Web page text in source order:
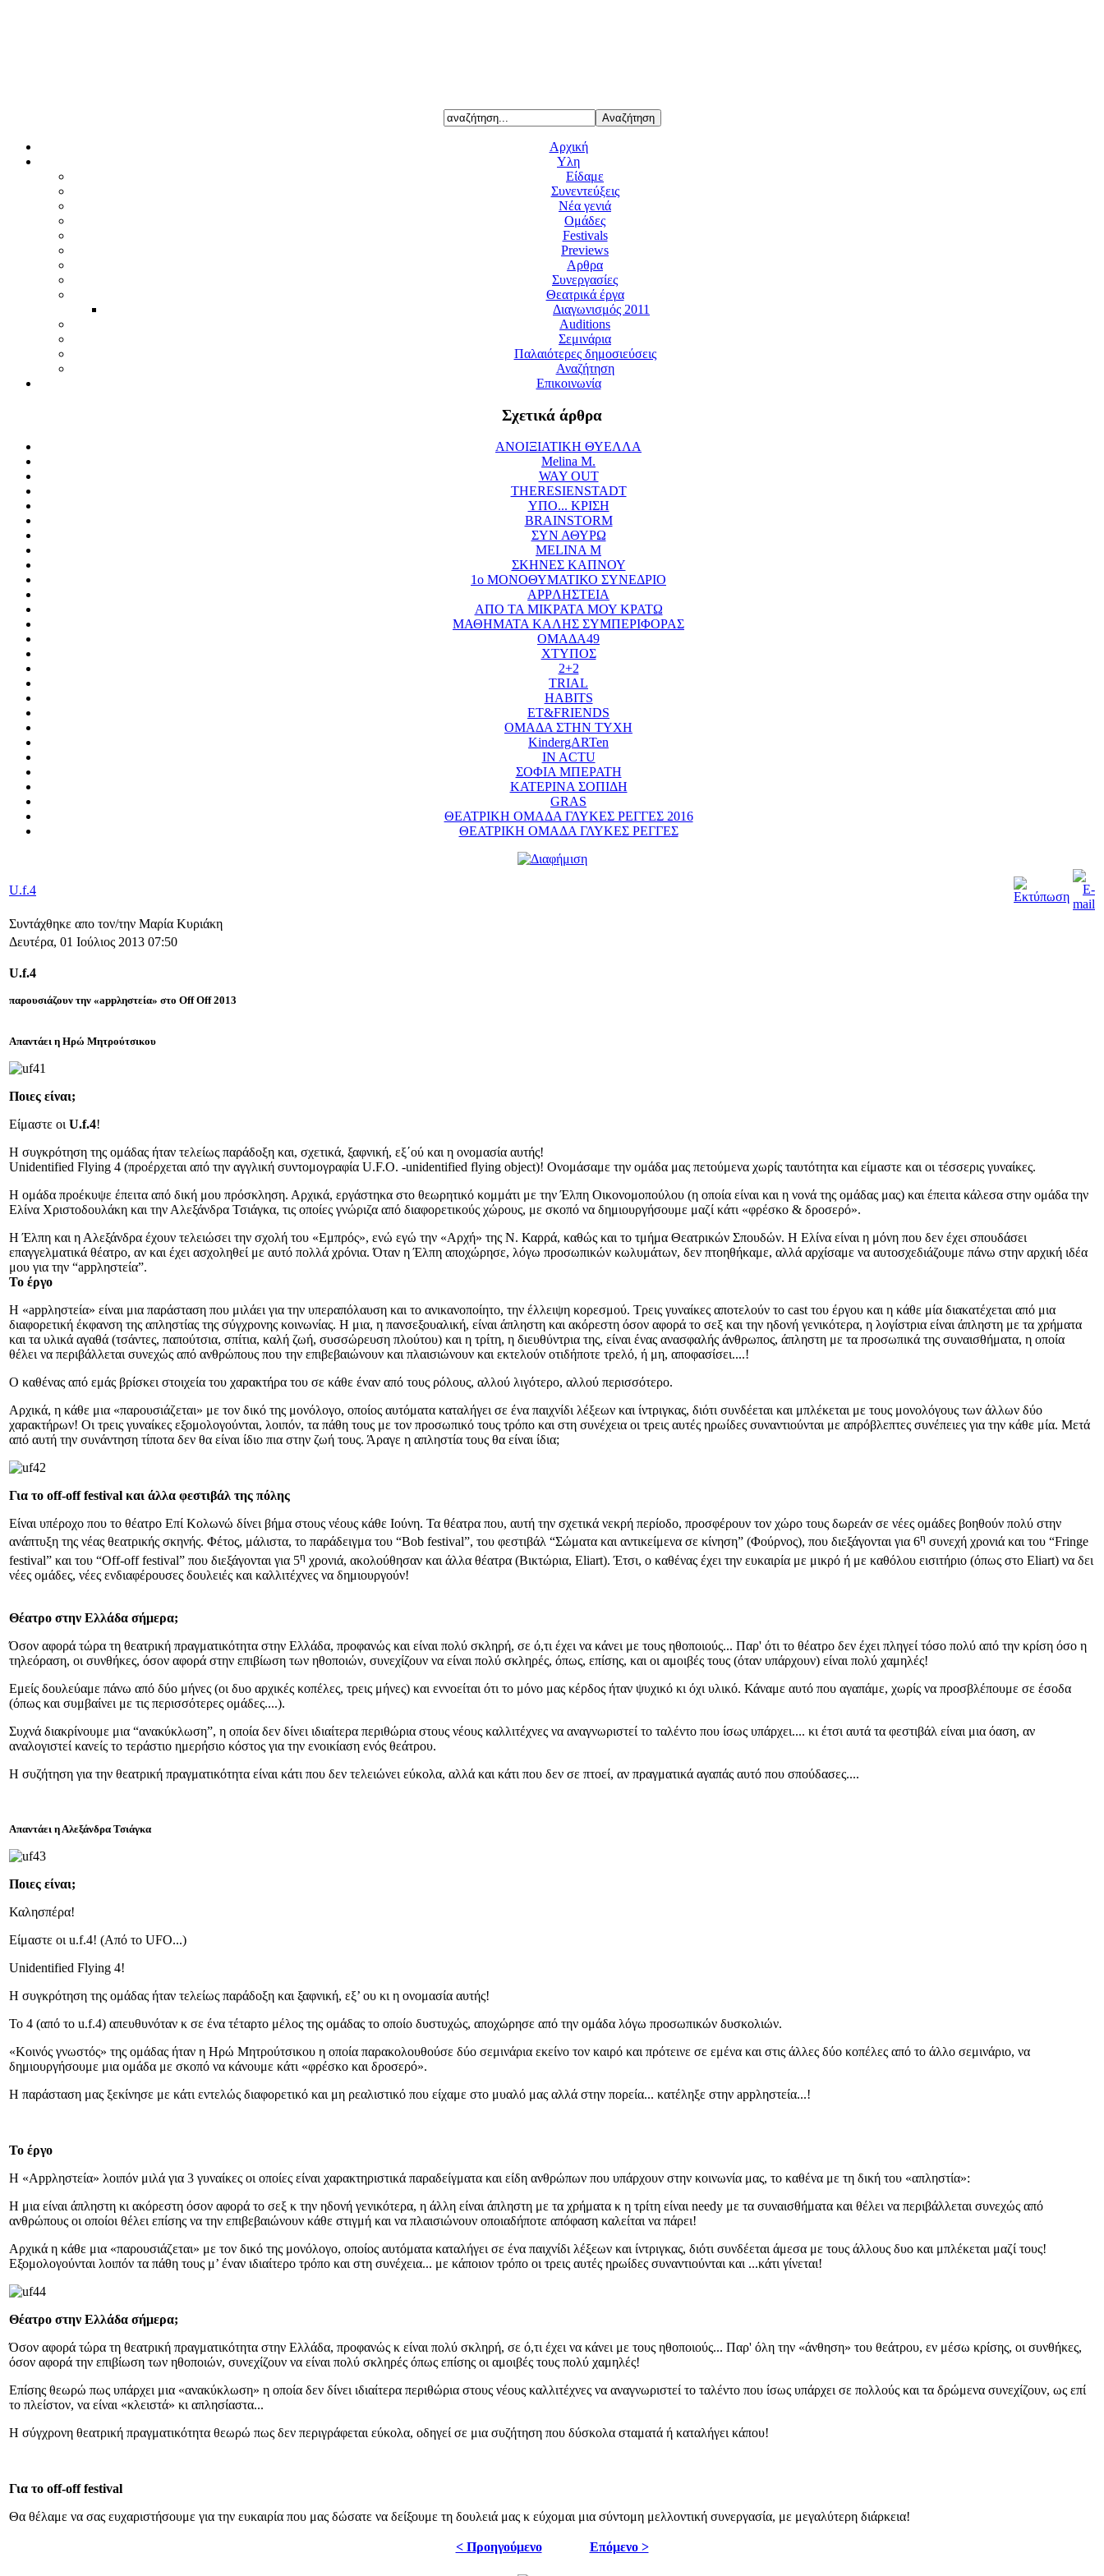
Αρχική
Υλη
Είδαμε
Συνεντεύξεις
Νέα γενιά
Ομάδες
Festivals
Previews
Αρθρα
Συνεργασίες
Θεατρικά έργα
Διαγωνισμός 2011
Auditions
Σεμινάρια
Παλαιότερες δημοσιεύσεις
Αναζήτηση
Επικοινωνία
Σχετικά άρθρα
ΑΝΟΙΞΙΑΤΙΚΗ ΘΥΕΛΛΑ
Melina M.
WAY OUT
THERESIENSTADT
ΥΠΟ... ΚΡΙΣΗ
BRAINSTORM
ΣΥΝ ΑΘΥΡΩ
MELINA M
ΣΚΗΝΕΣ ΚΑΠΝΟΥ
1ο ΜΟΝΟΘΥΜΑΤΙΚΟ ΣΥΝΕΔΡΙΟ
APPΛΗΣΤΕΙΑ
ΑΠΟ ΤΑ ΜΙΚΡΑΤΑ ΜΟΥ ΚΡΑΤΩ
ΜΑΘΗΜΑΤΑ ΚΑΛΗΣ ΣΥΜΠΕΡΙΦΟΡΑΣ
ΟΜΑΔΑ49
ΧΤΥΠΟΣ
2+2
TRIAL
HABITS
ET&FRIENDS
ΟΜΑΔΑ ΣΤΗΝ ΤΥΧΗ
KindergARTen
IN ACTU
ΣΟΦΙΑ ΜΠΕΡΑΤΗ
ΚΑΤΕΡΙΝΑ ΣΟΠΙΔΗ
GRAS
ΘΕΑΤΡΙΚΗ ΟΜΑΔΑ ΓΛΥΚΕΣ ΡΕΓΓΕΣ 2016
ΘΕΑΤΡΙΚΗ ΟΜΑΔΑ ΓΛΥΚΕΣ ΡΕΓΓΕΣ
U.f.4
Συντάχθηκε απο τον/την Μαρία Κυριάκη
Δευτέρα, 01 Ιούλιος 2013 07:50
U.f.4
παρουσιάζουν την «appληστεία» στο Off Off 2013
Απαντάει η Ηρώ Μητρούτσικου
Ποιες είναι;
Είμαστε οιU.f.4!
Η συγκρότηση της ομάδας ήταν τελείως παράδοξη και, σχετικά, ξαφνική, εξ΄ού και η ονομασία αυτής!
Unidentified Flying 4 (προέρχεται από την αγγλική συντομογραφία U.F.O. -unidentified flying object)! Ονομάσαμε την ομάδα μας πετούμενα χωρίς ταυτότητα και είμαστε και οι τέσσερις γυναίκες.
Η ομάδα προέκυψε έπειτα από δική μου πρόσκληση. Αρχικά, εργάστηκα στο θεωρητικό κομμάτι με την Έλπη Οικονομοπούλου (η οποία είναι και η νονά της ομάδας μας) και έπειτα κάλεσα στην ομάδα την
Ελίνα Χριστοδουλάκη και την Αλεξάνδρα Τσιάγκα, τις οποίες γνώριζα από διαφορετικούς χώρους, με σκοπό να δημιουργήσουμε μαζί κάτι «φρέσκο & δροσερό».
Η Έλπη και η Αλεξάνδρα έχουν τελειώσει την σχολή του «Εμπρός», ενώ εγώ την «Αρχή» της Ν. Καρρά, καθώς και το τμήμα Θεατρικών Σπουδών. Η Ελίνα είναι η μόνη που δεν έχει σπουδάσει
επαγγελματικά θέατρο, αν και έχει ασχοληθεί με αυτό πολλά χρόνια. Όταν η Έλπη αποχώρησε, λόγω προσωπικών κωλυμάτων, δεν πτοηθήκαμε, αλλά αρχίσαμε να αυτοσχεδιάζουμε πάνω στην αρχική ιδέα
μου για την “appληστεία”.
Το έργο
Η «appληστεία» είναι μια παράσταση που μιλάει για την υπεραπόλαυση και το ανικανοποίητο, την έλλειψη κορεσμού. Τρεις γυναίκες αποτελούν το cast του έργου και η κάθε μία διακατέχεται από μια
διαφορετική έκφανση της απληστίας της σύγχρονης κοινωνίας. Η μια, η πανσεξουαλική, είναι άπληστη και ακόρεστη όσον αφορά το σεξ και την ηδονή γενικότερα, η λογίστρια είναι άπληστη με τα χρήματα
και τα υλικά αγαθά (τσάντες, παπούτσια, σπίτια, καλή ζωή, συσσώρευση πλούτου) και η τρίτη, η διευθύντρια της, είναι ένας ανασφαλής άνθρωπος, άπληστη με τα προσωπικά της συναισθήματα, η οποία
θέλει να περιβάλλεται συνεχώς από ανθρώπους που την επιβεβαιώνουν και πλαισιώνουν και εκτελούν οτιδήποτε τρελό, ή μη, αποφασίσει....!
Ο καθένας από εμάς βρίσκει στοιχεία του χαρακτήρα του σε κάθε έναν από τους ρόλους, αλλού λιγότερο, αλλού περισσότερο.
Αρχικά, η κάθε μια «παρουσιάζεται» με τον δικό της μονόλογο, οποίος αυτόματα καταλήγει σε ένα παιχνίδι λέξεων και ίντριγκας, διότι συνδέεται και μπλέκεται με τους μονολόγους των άλλων δύο
χαρακτήρων! Οι τρεις γυναίκες εξομολογούνται, λοιπόν, τα πάθη τους με τον προσωπικό τους τρόπο και στη συνέχεια οι τρεις αυτές ηρωίδες συναντιούνται με απρόβλεπτες συνέπειες για την κάθε μία. Μετά
από αυτή την συνάντηση τίποτα δεν θα είναι ίδιο πια στην ζωή τους. Άραγε η απληστία τους θα είναι ίδια;
Για το off-off festival και άλλα φεστιβάλ της πόλης
Είναι υπέροχο που το θέατρο Επί Κολωνώ δίνει βήμα στους νέους κάθε Ιούνη. Τα θέατρα που, αυτή την σχετικά νεκρή περίοδο, προσφέρουν τον χώρο τους δωρεάν σε νέες ομάδες βοηθούν πολύ στην
ανάπτυξη της νέας θεατρικής σκηνής. Φέτος, μάλιστα, το παράδειγμα του “Βοb festival”, του φεστιβάλ “Σώματα και αντικείμενα σε κίνηση” (Φούρνος), που διεξάγονται για 6η συνεχή χρονιά και του “Fringe
festival” και του “Off-off festival” που διεξάγονται για 5η χρονιά, ακολούθησαν και άλλα θέατρα (Βικτώρια, Eliart). Έτσι, o καθένας έχει την ευκαιρία με μικρό ή με καθόλου εισιτήριο (όπως στο Eliart) να δει
νέες ομάδες, νέες ενδιαφέρουσες δουλειές και καλλιτέχνες να δημιουργούν!
Θέατρο στην Ελλάδα σήμερα;
Όσον αφορά τώρα τη θεατρική πραγματικότητα στην Ελλάδα, προφανώς και είναι πολύ σκληρή, σε ό,τι έχει να κάνει με τους ηθοποιούς... Παρ' ότι το θέατρο δεν έχει πληγεί τόσο πολύ από την κρίση όσο η
τηλεόραση, οι συνθήκες, όσον αφορά στην επιβίωση των ηθοποιών, συνεχίζουν να είναι πολύ σκληρές, όπως, επίσης, και οι αμοιβές τους (όταν υπάρχουν) είναι πολύ χαμηλές!
Εμείς δουλεύαμε πάνω από δύο μήνες (οι δυο αρχικές κοπέλες, τρεις μήνες) και εννοείται ότι το μόνο μας κέρδος ήταν ψυχικό κι όχι υλικό. Κάναμε αυτό που αγαπάμε, χωρίς να προσβλέπουμε σε έσοδα
(όπως και συμβαίνει με τις περισσότερες ομάδες....).
Συχνά διακρίνουμε μια “ανακύκλωση”, η οποία δεν δίνει ιδιαίτερα περιθώρια στους νέους καλλιτέχνες να αναγνωριστεί το ταλέντο που ίσως υπάρχει.... κι έτσι αυτά τα φεστιβάλ είναι μια όαση, αν
αναλογιστεί κανείς το τεράστιο ημερήσιο κόστος για την ενοικίαση ενός θεάτρου.
Η συζήτηση για την θεατρική πραγματικότητα είναι κάτι που δεν τελειώνει εύκολα, αλλά και κάτι που δεν σε πτοεί, αν πραγματικά αγαπάς αυτό που σπούδασες....
Απαντάει η Αλεξάνδρα Τσιάγκα
Ποιες είναι;
Καλησπέρα!
Είμαστε οι u.f.4! (Από το UFO...)
Unidentified Flying 4!
Η συγκρότηση της ομάδας ήταν τελείως παράδοξη και ξαφνική, εξ’ ου κι η ονομασία αυτής!
Το 4 (από το u.f.4) απευθυνόταν κ σε ένα τέταρτο μέλος της ομάδας το οποίο δυστυχώς, αποχώρησε από την ομάδα λόγω προσωπικών δυσκολιών.
«Κοινός γνωστός» της ομάδας ήταν η Ηρώ Μητρούτσικου η οποία παρακολουθούσε δύο σεμινάρια εκείνο τον καιρό και πρότεινε σε εμένα και στις άλλες δύο κοπέλες από το άλλο σεμινάριο, να
δημιουργήσουμε μια ομάδα με σκοπό να κάνουμε κάτι «φρέσκο και δροσερό».
Η παράσταση μας ξεκίνησε με κάτι εντελώς διαφορετικό και μη ρεαλιστικό που είχαμε στο μυαλό μας αλλά στην πορεία... κατέληξε στην appληστεία...!
Το έργο
Η «Appληστεία» λοιπόν μιλά για 3 γυναίκες οι οποίες είναι χαρακτηριστικά παραδείγματα και είδη ανθρώπων που υπάρχουν στην κοινωνία μας, το καθένα με τη δική του «απληστία»:
Η μια είναι άπληστη κι ακόρεστη όσον αφορά το σεξ κ την ηδονή γενικότερα, η άλλη είναι άπληστη με τα χρήματα κ η τρίτη είναι needy με τα συναισθήματα και θέλει να περιβάλλεται συνεχώς από
ανθρώπους οι οποίοι θέλει επίσης να την επιβεβαιώνουν κάθε στιγμή και να πλαισιώνουν οποιαδήποτε απόφαση καλείται να πάρει!
Αρχικά η κάθε μια «παρουσιάζεται» με τον δικό της μονόλογο, οποίος αυτόματα καταλήγει σε ένα παιχνίδι λέξεων και ίντριγκας, διότι συνδέεται άμεσα με τους άλλους δυο και μπλέκεται μαζί τους!
Εξομολογούνται λοιπόν τα πάθη τους μ’ έναν ιδιαίτερο τρόπο και στη συνέχεια... με κάποιον τρόπο οι τρεις αυτές ηρωίδες συναντιούνται και ...κάτι γίνεται!
Θέατρο στην Ελλάδα σήμερα;
Όσον αφορά τώρα τη θεατρική πραγματικότητα στην Ελλάδα, προφανώς κ είναι πολύ σκληρή, σε ό,τι έχει να κάνει με τους ηθοποιούς... Παρ' όλη την «άνθηση» του θεάτρου, εν μέσω κρίσης, οι συνθήκες,
όσον αφορά την επιβίωση των ηθοποιών, συνεχίζουν να είναι πολύ σκληρές όπως επίσης οι αμοιβές τους πολύ χαμηλές!
Επίσης θεωρώ πως υπάρχει μια «ανακύκλωση» η οποία δεν δίνει ιδιαίτερα περιθώρια στους νέους καλλιτέχνες να αναγνωριστεί το ταλέντο που ίσως υπάρχει σε πολλούς και τα δρώμενα συνεχίζουν, ως επί
το πλείστον, να είναι «κλειστά» κι απλησίαστα...
Η σύγχρονη θεατρική πραγματικότητα θεωρώ πως δεν περιγράφεται εύκολα, οδηγεί σε μια συζήτηση που δύσκολα σταματά ή καταλήγει κάπου!
Για το off-off festival
Θα θέλαμε να σας ευχαριστήσουμε για την ευκαιρία που μας δώσατε να δείξουμε τη δουλειά μας κ εύχομαι μια σύντομη μελλοντική συνεργασία, με μεγαλύτερη διάρκεια!
< Προηγούμενο Επόμενο >